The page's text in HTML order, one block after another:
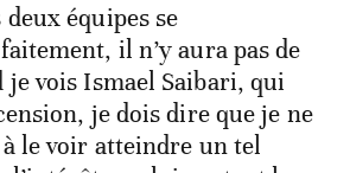
deux équipes se
il n’y aura pas de
vois Ismael Saibari, qui
je dois dire que je ne
à le voir atteindre un tel